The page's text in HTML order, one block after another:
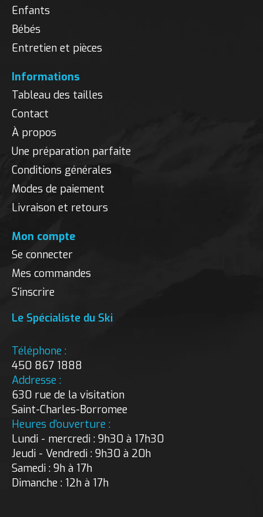
Enfants
Bébés
Entretien et pièces
Informations
Tableau des tailles
Contact
À propos
Une préparation parfaite
Conditions générales
Modes de paiement
Livraison et retours
Mon compte
Se connecter
Mes commandes
S'inscrire
Le Spécialiste du Ski
Téléphone :
450 867 1888
Addresse :
630 rue de la visitation
Saint-Charles-Borromee
Heures d’ouverture :
Lundi - mercredi : 9h30 à 17h30
Jeudi - Vendredi : 9h30 à 20h
Samedi : 9h à 17h
Dimanche : 12h à 17h